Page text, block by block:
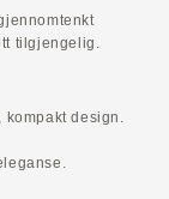
tilgjengelig.
kompakt design.